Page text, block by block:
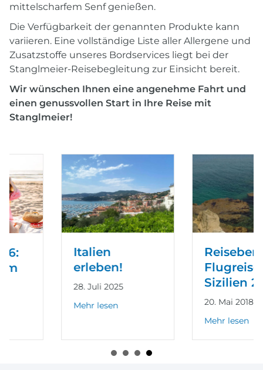
mittelscharfem Senf genießen.
Die Verfügbarkeit der genannten Produkte kann
variieren. Eine vollständige Liste aller Allergene und
Zusatzstoffe unseres Bordservices liegt bei der
Stanglmeier-Reisebegleitung zur Einsicht bereit.
Wir wünschen Ihnen eine angenehme Fahrt und
einen genussvollen Start in Ihre Reise mit
Stanglmeier!
about Italien erleben!
Reisebericht
Flugreise
Sizilien 2018
about